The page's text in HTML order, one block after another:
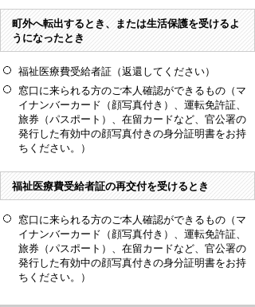
町外へ転出するとき、または生活保護を受けるよ
うになったとき
福祉医療費受給者証（返還してください）
窓口に来られる方のご本人確認ができるもの（マ
イナンバーカード（顔写真付き）、運転免許証、
旅券（パスポート）、在留カードなど、官公署の
発行した有効中の顔写真付きの身分証明書をお持
ちください。）
福祉医療費受給者証の再交付を受けるとき
窓口に来られる方のご本人確認ができるもの（マ
イナンバーカード（顔写真付き）、運転免許証、
旅券（パスポート）、在留カードなど、官公署の
発行した有効中の顔写真付きの身分証明書をお持
ちください。）